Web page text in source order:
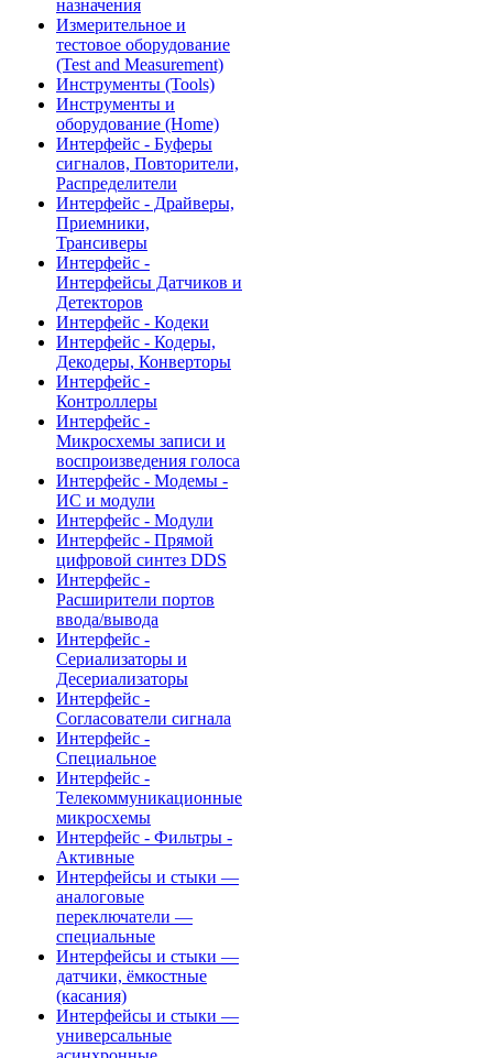
назначения
Измерительное и
тестовое оборудование
(Test and Measurement)
Инструменты (Tools)
Инструменты и
оборудование (Home)
Интерфейс - Буферы
сигналов, Повторители,
Распределители
Интерфейс - Драйверы,
Приемники,
Трансиверы
Интерфейс -
Интерфейсы Датчиков и
Детекторов
Интерфейс - Кодеки
Интерфейс - Кодеры,
Декодеры, Конверторы
Интерфейс -
Контроллеры
Интерфейс -
Микросхемы записи и
воспроизведения голоса
Интерфейс - Модемы -
ИС и модули
Интерфейс - Модули
Интерфейс - Прямой
цифровой синтез DDS
Интерфейс -
Расширители портов
ввода/вывода
Интерфейс -
Сериализаторы и
Десериализаторы
Интерфейс -
Согласователи сигнала
Интерфейс -
Специальное
Интерфейс -
Телекоммуникационные
микросхемы
Интерфейс - Фильтры -
Активные
Интерфейсы и стыки —
аналоговые
переключатели —
специальные
Интерфейсы и стыки —
датчики, ёмкостные
(касания)
Интерфейсы и стыки —
универсальные